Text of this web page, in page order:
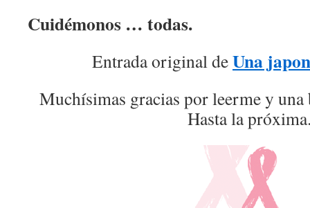
Cuidémonos … todas.
Entrada original deUna
Muchísimas gracias por leerme y una
Hasta la